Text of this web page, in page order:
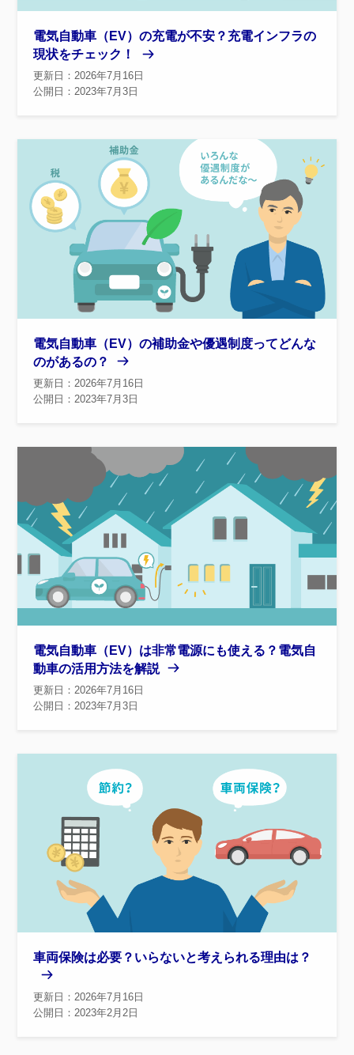
電気自動車（EV）の充電が不安？充電インフラの
現状をチェック！
更新日：2026年7月16日
公開日：2023年7月3日
電気自動車（EV）の補助金や優遇制度ってどんな
のがあるの？
更新日：2026年7月16日
公開日：2023年7月3日
電気自動車（EV）は非常電源にも使える？電気自
動車の活用方法を解説
更新日：2026年7月16日
公開日：2023年7月3日
車両保険は必要？いらないと考えられる理由は？
更新日：2026年7月16日
公開日：2023年2月2日